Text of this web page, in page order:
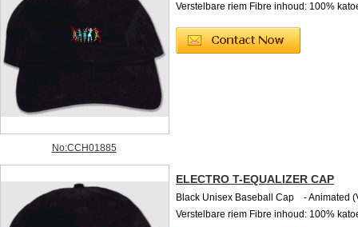
No:CCH01885
Verstelbare riem Fibre inhoud: 100%
ELECTRO T-EQUALIZER CAP
Black Unisex Baseball Cap - Animated
Verstelbare riem Fibre inhoud: 100%